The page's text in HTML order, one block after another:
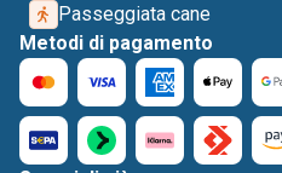
Passeggiata cane
Metodi di pagamento